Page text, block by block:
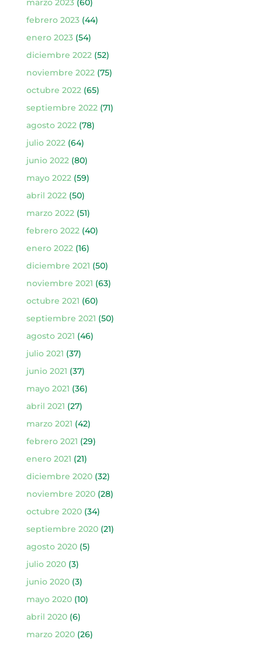
marzo 2023(60)
febrero 2023(44)
enero 2023(54)
diciembre 2022(52)
noviembre 2022(75)
octubre 2022(65)
septiembre 2022(71)
agosto 2022(78)
julio 2022(64)
junio 2022(80)
mayo 2022(59)
abril 2022(50)
marzo 2022(51)
febrero 2022(40)
enero 2022(16)
diciembre 2021 (50)
noviembre 2021 (63)
octubre 2021 (60)
septiembre 2021 (50)
agosto 2021 (46)
julio 2021 (37)
junio 2021 (37)
mayo 2021 (36)
abril 2021 (27)
marzo 2021 (42)
febrero 2021 (29)
enero 2021 (21)
diciembre 2020(32)
noviembre 2020(28)
octubre 2020(34)
septiembre 2020(21)
agosto 2020(5)
julio 2020(3)
junio 2020(3)
mayo 2020(10)
abril 2020(6)
marzo 2020(26)